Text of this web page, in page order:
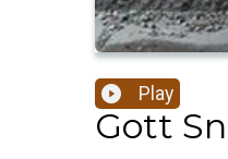
Play
Gott